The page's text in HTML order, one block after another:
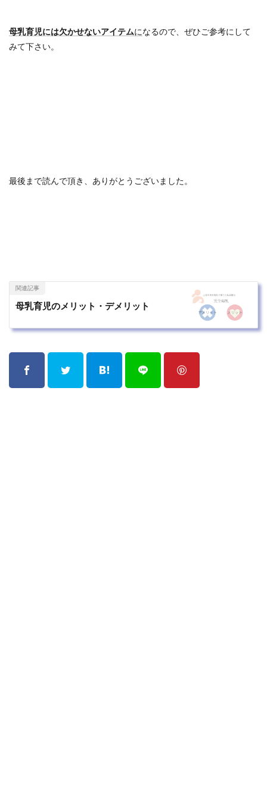
母乳育児には欠かせないアイテムになるので、ぜひご参考にして
みて下さい。
最後まで読んで頂き、ありがとうございました。
関連記事
母乳育児のメリット・デメリット